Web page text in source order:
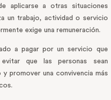
aplicarse a otras situaciones
un trabajo, actividad o servicio
exige una remuneración.
a pagar por un servicio que
que las personas sean
promover una convivencia más